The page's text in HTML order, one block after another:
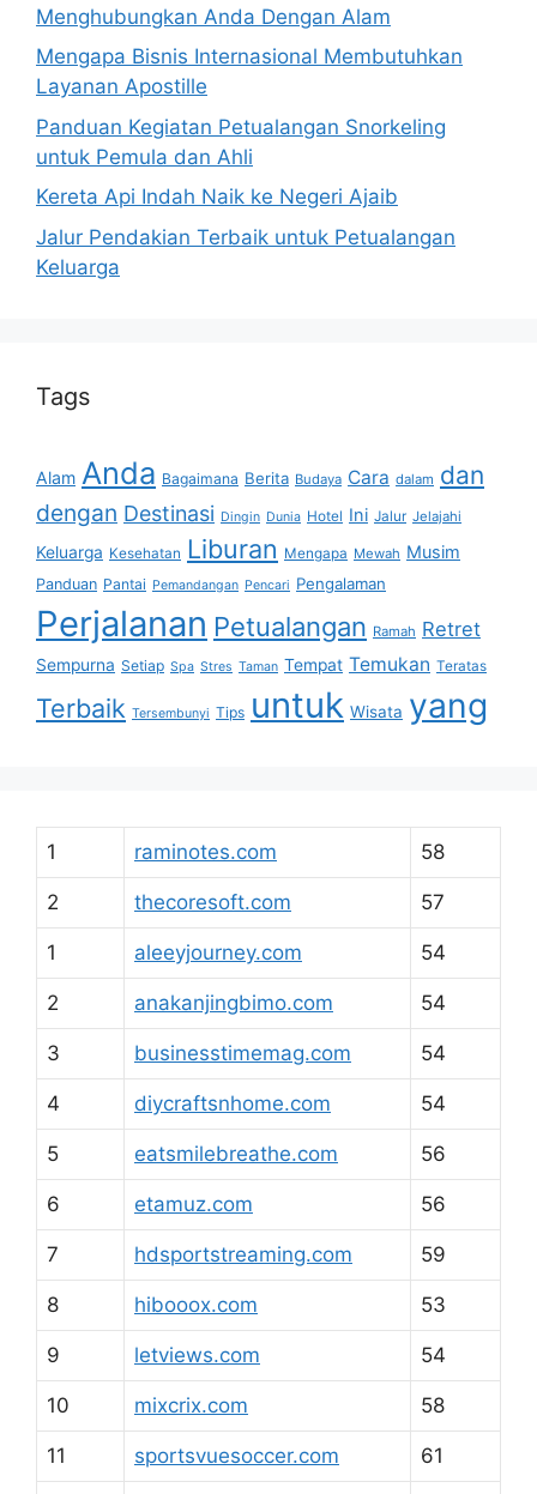
Menghubungkan Anda Dengan Alam
Mengapa Bisnis Internasional Membutuhkan
Layanan Apostille
Panduan Kegiatan Petualangan Snorkeling
untuk Pemula dan Ahli
Kereta Api Indah Naik ke Negeri Ajaib
Jalur Pendakian Terbaik untuk Petualangan
Keluarga
Tags
Alam Anda Bagaimana Berita Budaya Cara dalam dan
dengan Destinasi Dingin Dunia Hotel Ini Jalur Jelajahi
Keluarga Kesehatan Liburan Mengapa Mewah Musim
Panduan Pantai Pemandangan Pencari Pengalaman
Perjalanan Petualangan Ramah Retret
Sempurna Setiap Spa Stres Taman Tempat Temukan Teratas
Terbaik Tersembunyi Tips untuk Wisata yang
1 raminotes.com 58
2 thecoresoft.com 57
1 aleeyjourney.com 54
2 anakanjingbimo.com 54
3 businesstimemag.com 54
4 diycraftsnhome.com 54
5 eatsmilebreathe.com 56
6 etamuz.com 56
7 hdsportstreaming.com 59
8 hibooox.com 53
9 letviews.com 54
10 mixcrix.com 58
11 sportsvuesoccer.com 61